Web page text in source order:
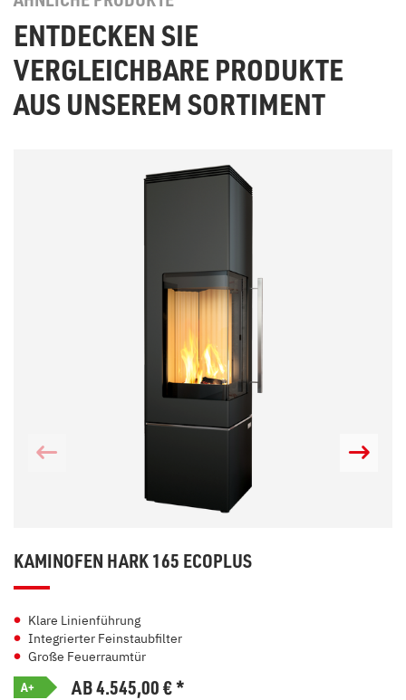
ENTDECKEN SIE
VERGLEICHBARE PRODUKTE
AUS UNSEREM SORTIMENT
KAMINOFEN HARK 165 ECOPLUS
Klare Linienführung
Integrierter Feinstaubfilter
Große Feuerraumtür
A+ AB 4.545,00€*